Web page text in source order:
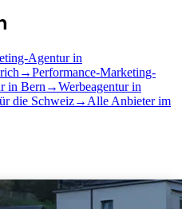
Agentur in
→Performance-Marketing-
in Bern →Werbeagentur in
die Schweiz→ Alle Anbieter im